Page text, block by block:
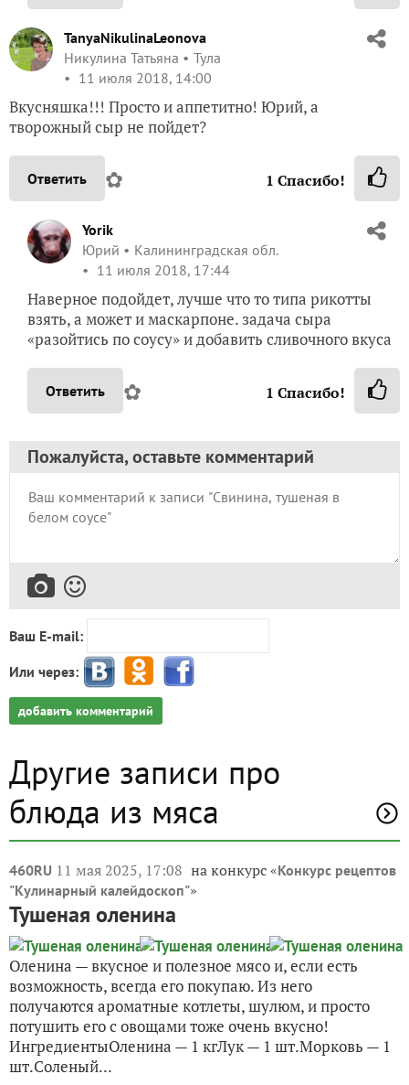
TanyaNikulinaLeonova
Никулина Татьяна
Тула
11 июля 2018, 14:00
Вкусняшка!!! Просто и аппетитно! Юрий, а
творожный сыр не пойдет?
Ответить ✿ 1 Спасибо!
Yorik
Юрий
Калининградская обл.
11 июля 2018, 17:44
Наверное подойдет, лучше что то типа рикотты
взять, а может и маскарпоне. задача сыра
«разойтись по соусу» и добавить сливочного вкуса
Ответить ✿ 1 Спасибо!
Пожалуйста, оставьте комментарий
Ваш E-mail:
Или через:
добавить комментарий
Другие записи про
блюда из мяса
460RU 11 мая 2025, 17:08 на конкурс «Конкурс рецептов
"Кулинарный калейдоскоп"»
Тушеная оленина
Оленина — вкусное и полезное мясо и, если есть
возможность, всегда его покупаю. Из него
получаются ароматные котлеты, шулюм, и просто
потушить его с овощами тоже очень вкусно!
ИнгредиентыОленина — 1 кгЛук — 1 шт.Морковь — 1
шт.Соленый...